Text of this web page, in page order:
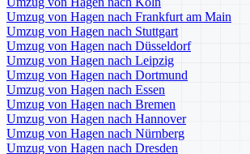
Umzug von Hagen nach Frankfurt am Main
Umzug von Hagen nach Stuttgart
Umzug von Hagen nach Düsseldorf
Umzug von Hagen nach Leipzig
Umzug von Hagen nach Dortmund
Umzug von Hagen nach Essen
Umzug von Hagen nach Bremen
Umzug von Hagen nach Hannover
Umzug von Hagen nach Nürnberg
Umzug von Hagen nach Dresden